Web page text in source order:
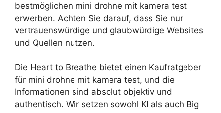
bestmöglichen mini drohne mit kamera test
erwerben. Achten Sie darauf, dass Sie nur
vertrauenswürdige und glaubwürdige Websites
und Quellen nutzen.
Die Heart to Breathe bietet einen Kaufratgeber
für mini drohne mit kamera test, und die
Informationen sind absolut objektiv und
authentisch. Wir setzen sowohl KI als auch Big